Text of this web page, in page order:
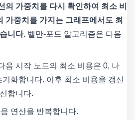
의 가중치를 다시 확인하여 최소 비
가중치를 가지는 그래프에서도 최
니다. 벨만-포드 알고리즘은 다음
음 시작 노드의 최소 비용은 0, 나
화합니다. 이후 최소 비용을 갱신
합니다.
연산을 반복합니다.